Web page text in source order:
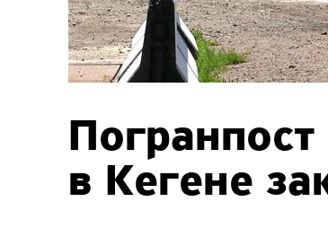
в Кегене